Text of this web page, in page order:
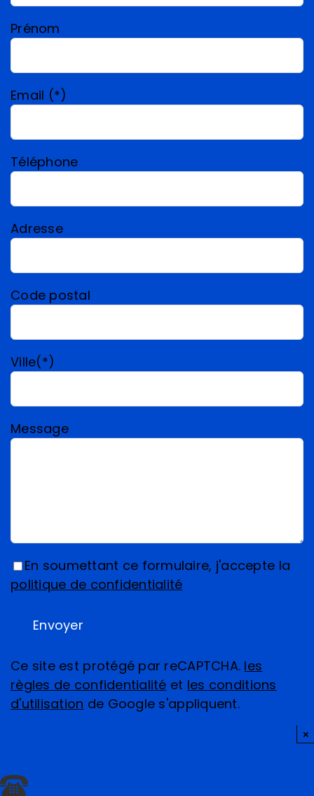
Prénom
Email (*)
Téléphone
Adresse
Code postal
Ville(*)
Message
En soumettant ce formulaire, j'accepte la
politique de confidentialité
Ce site est protégé par reCAPTCHA. les
règles de confidentialité et les conditions
d'utilisation de Google s'appliquent.
×